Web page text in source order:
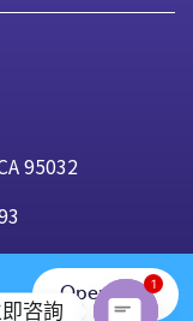
95032
咨詢
1
Open App